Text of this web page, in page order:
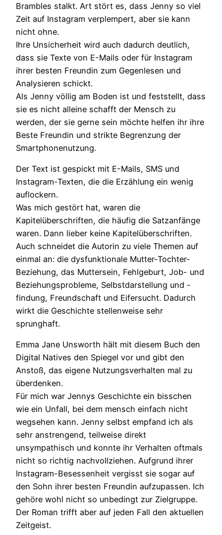
Brambles stalkt. Art stört es, dass Jenny so viel
Zeit auf Instagram verplempert, aber sie kann
nicht ohne.
Ihre Unsicherheit wird auch dadurch deutlich,
dass sie Texte von E-Mails oder für Instagram
ihrer besten Freundin zum Gegenlesen und
Analysieren schickt.
Als Jenny völlig am Boden ist und feststellt, dass
sie es nicht alleine schafft der Mensch zu
werden, der sie gerne sein möchte helfen ihr ihre
Beste Freundin und strikte Begrenzung der
Smartphonenutzung.
Der Text ist gespickt mit E-Mails, SMS und
Instagram-Texten, die die Erzählung ein wenig
auflockern.
Was mich gestört hat, waren die
Kapitelüberschriften, die häufig die Satzanfänge
waren. Dann lieber keine Kapitelüberschriften.
Auch schneidet die Autorin zu viele Themen auf
einmal an: die dysfunktionale Mutter-Tochter-
Beziehung, das Muttersein, Fehlgeburt, Job- und
Beziehungsprobleme, Selbstdarstellung und -
findung, Freundschaft und Eifersucht. Dadurch
wirkt die Geschichte stellenweise sehr
sprunghaft.
Emma Jane Unsworth hält mit diesem Buch den
Digital Natives den Spiegel vor und gibt den
Anstoß, das eigene Nutzungsverhalten mal zu
überdenken.
Für mich war Jennys Geschichte ein bisschen
wie ein Unfall, bei dem mensch einfach nicht
wegsehen kann. Jenny selbst empfand ich als
sehr anstrengend, teilweise direkt
unsympathisch und konnte ihr Verhalten oftmals
nicht so richtig nachvollziehen. Aufgrund ihrer
Instagram-Besessenheit vergisst sie sogar auf
den Sohn ihrer besten Freundin aufzupassen. Ich
gehöre wohl nicht so unbedingt zur Zielgruppe.
Der Roman trifft aber auf jeden Fall den aktuellen
Zeitgeist.